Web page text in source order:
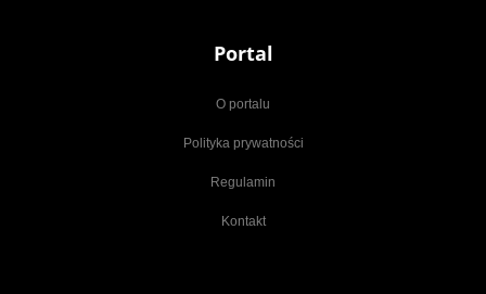
Portal
O portalu
Polityka prywatności
Regulamin
Kontakt